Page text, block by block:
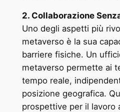
2. Collaborazione
Uno degli aspetti più
metaverso è la sua
barriere fisiche. Un
metaverso permette ai
tempo reale,
posizione geografica.
prospettive per il lavoro